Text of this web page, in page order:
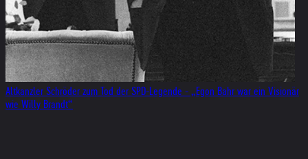
Altkanzler Schröder zum Tod der SPD-Legende - „Egon Bahr war ein Visionär
wie Willy Brandt“